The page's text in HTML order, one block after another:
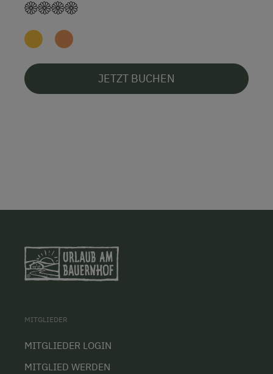
JETZT BUCHEN
MITGLIEDER
MITGLIEDER LOGIN
MITGLIED WERDEN